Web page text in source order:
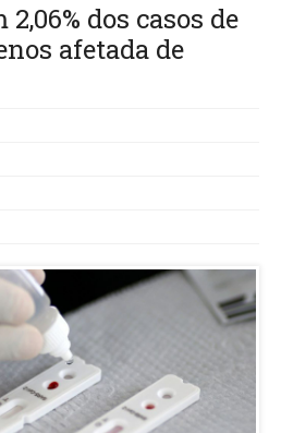
dos casos de
afetada de